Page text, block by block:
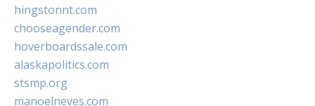
hingstonnt.com
chooseagender.com
hoverboardssale.com
alaskapolitics.com
stsmp.org
manoelneves.com